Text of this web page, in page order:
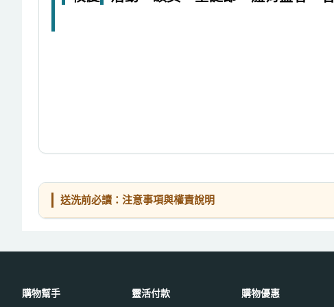
送洗前必讀：注意事項與權責說明
購物幫手 靈活付款 購物優惠